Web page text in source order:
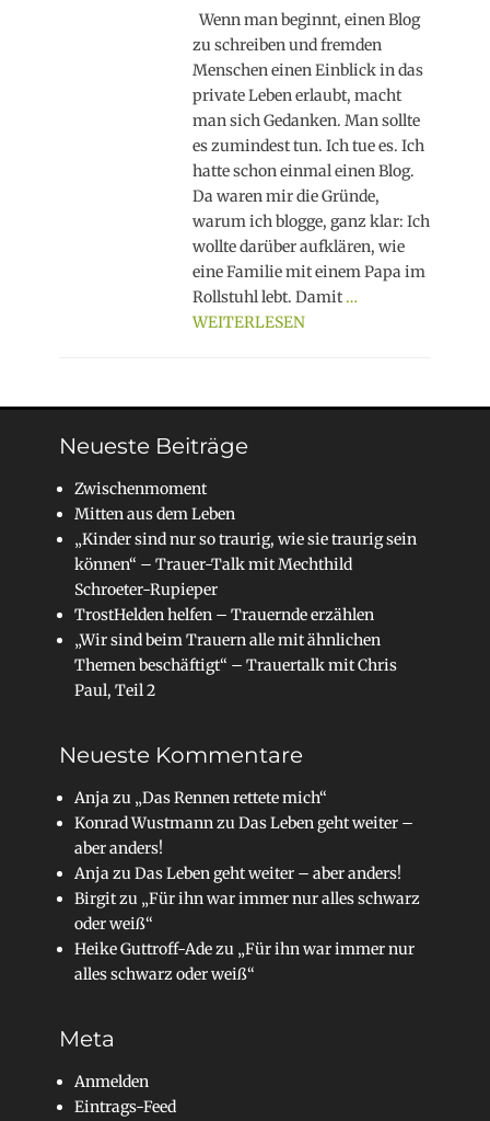
Wenn man beginnt, einen Blog
zu schreiben und fremden
Menschen einen Einblick in das
private Leben erlaubt, macht
man sich Gedanken. Man sollte
es zumindest tun. Ich tue es. Ich
hatte schon einmal einen Blog.
Da waren mir die Gründe,
warum ich blogge, ganz klar: Ich
wollte darüber aufklären, wie
eine Familie mit einem Papa im
Rollstuhl lebt. Damit …
WEITERLESEN
Neueste Beiträge
Zwischenmoment
Mitten aus dem Leben
„Kinder sind nur so traurig, wie sie traurig sein
können“ – Trauer-Talk mit Mechthild
Schroeter-Rupieper
TrostHelden helfen – Trauernde erzählen
„Wir sind beim Trauern alle mit ähnlichen
Themen beschäftigt“ – Trauertalk mit Chris
Paul, Teil 2
Neueste Kommentare
Anjazu „Das Rennen rettete mich“
Konrad WustmannzuDas Leben geht weiter –
aber anders!
AnjazuDas Leben geht weiter – aber anders!
Birgitzu „Für ihn war immer nur alles schwarz
oder weiß“
Heike Guttroff-Adezu „Für ihn war immer nur
alles schwarz oder weiß“
Meta
Anmelden
Eintrags-Feed